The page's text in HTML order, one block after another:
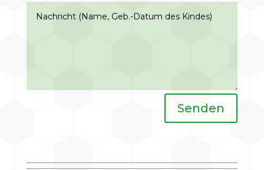
Senden